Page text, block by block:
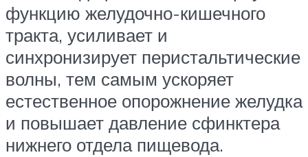
функцию желудочно-кишечного
тракта, усиливает и
синхронизирует перистальтические
волны, тем самым ускоряет
естественное опорожнение желудка
и повышает давление сфинктера
нижнего отдела пищевода.